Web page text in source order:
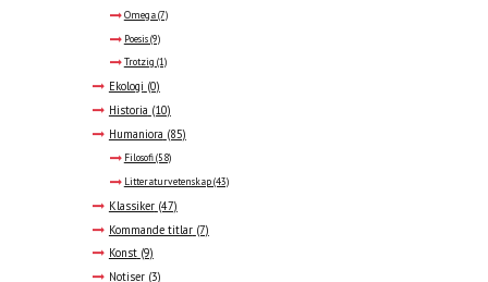
Omega(7)
Poesis(9)
Trotzig (1)
Ekologi (0)
Historia (10)
Humaniora (85)
Filosofi(58)
Litteraturvetenskap(43)
Klassiker (47)
Kommande titlar (7)
Konst (9)
Notiser (3)